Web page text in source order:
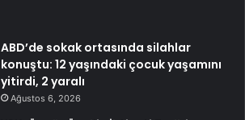
ABD’de sokak ortasında silahlar
konuştu: 12 yaşındaki çocuk yaşamını
yitirdi, 2 yaralı
Ağustos 6, 2026